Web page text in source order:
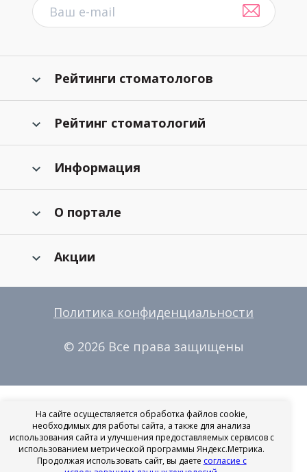
Рейтинги стоматологов
Рейтинг стоматологий
Информация
О портале
Акции
Политика конфиденциальности
© 2026 Все права защищены
На сайте осуществляется обработка файлов cookie,
необходимых для работы сайта, а также для анализа
использования сайта и улучшения предоставляемых сервисов с
использованием метрической программы Яндекс.Метрика.
Продолжая использовать сайт, вы даете согласие с